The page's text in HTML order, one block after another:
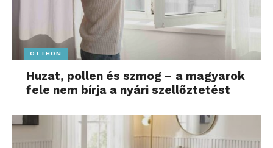
OTTHON
Huzat, pollen és szmog – a magyarok
fele nem bírja a nyári szellőztetést